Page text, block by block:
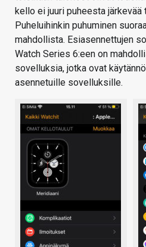
kello ei juuri puheesta järkevää
Puheluihinkin puhuminen
mahdollista. Esiasennettujen
Watch Series 6:een on
sovelluksia, jotka ovat
asennetuille sovelluksille.